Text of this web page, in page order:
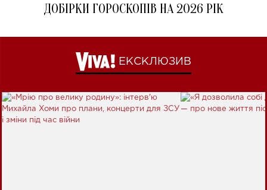
ДОБІРКИ ГОРОСКОПІВ НА 2026 РІК
ЕКСКЛЮЗИВ